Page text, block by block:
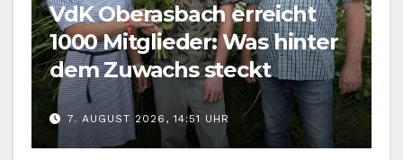
VdK Oberasbach erreicht
1000 Mitglieder: Was hinter
dem Zuwachs steckt
7. AUGUST 2026, 14:51 UHR